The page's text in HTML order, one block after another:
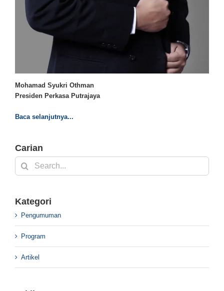
Mohamad Syukri Othman
Presiden Perkasa Putrajaya
Baca selanjutnya...
Carian
Search
Kategori
Pengumuman
Program
Artikel